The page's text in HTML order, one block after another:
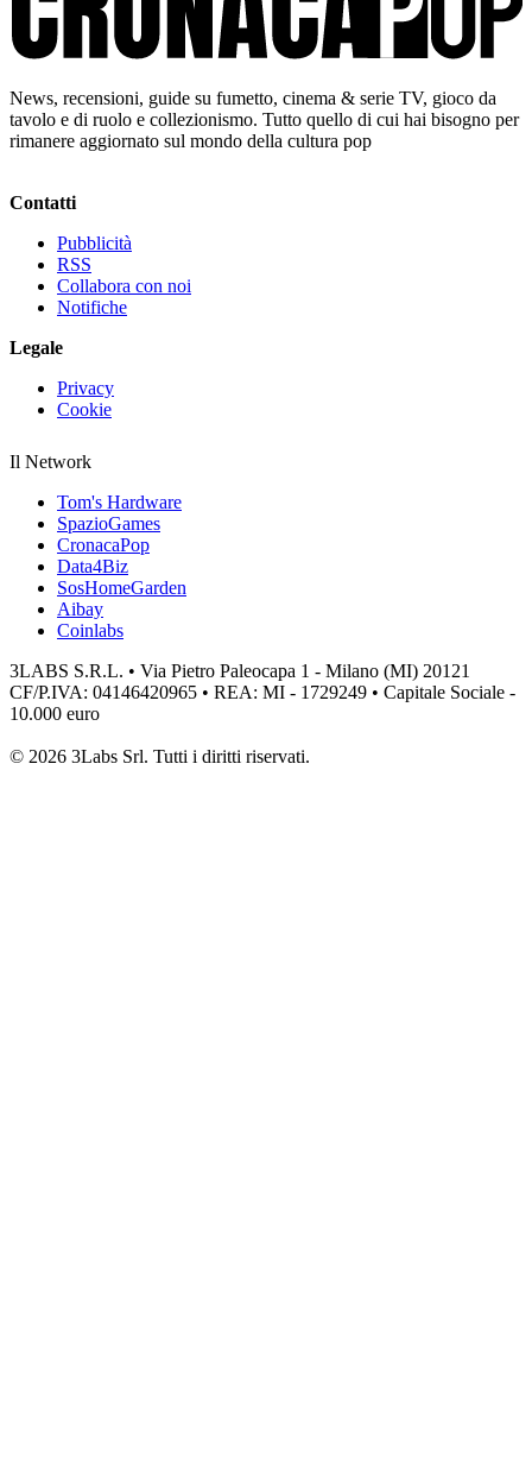
News, recensioni, guide su fumetto, cinema & serie TV, gioco da
tavolo e di ruolo e collezionismo. Tutto quello di cui hai bisogno per
rimanere aggiornato sul mondo della cultura pop
Contatti
Pubblicità
RSS
Collabora con noi
Notifiche
Legale
Privacy
Cookie
Il Network
Tom's Hardware
SpazioGames
CronacaPop
Data4Biz
SosHomeGarden
Aibay
Coinlabs
3LABS S.R.L. • Via Pietro Paleocapa 1 - Milano (MI) 20121
CF/P.IVA: 04146420965 • REA: MI - 1729249 • Capitale Sociale -
10.000 euro
© 2026 3Labs Srl. Tutti i diritti riservati.